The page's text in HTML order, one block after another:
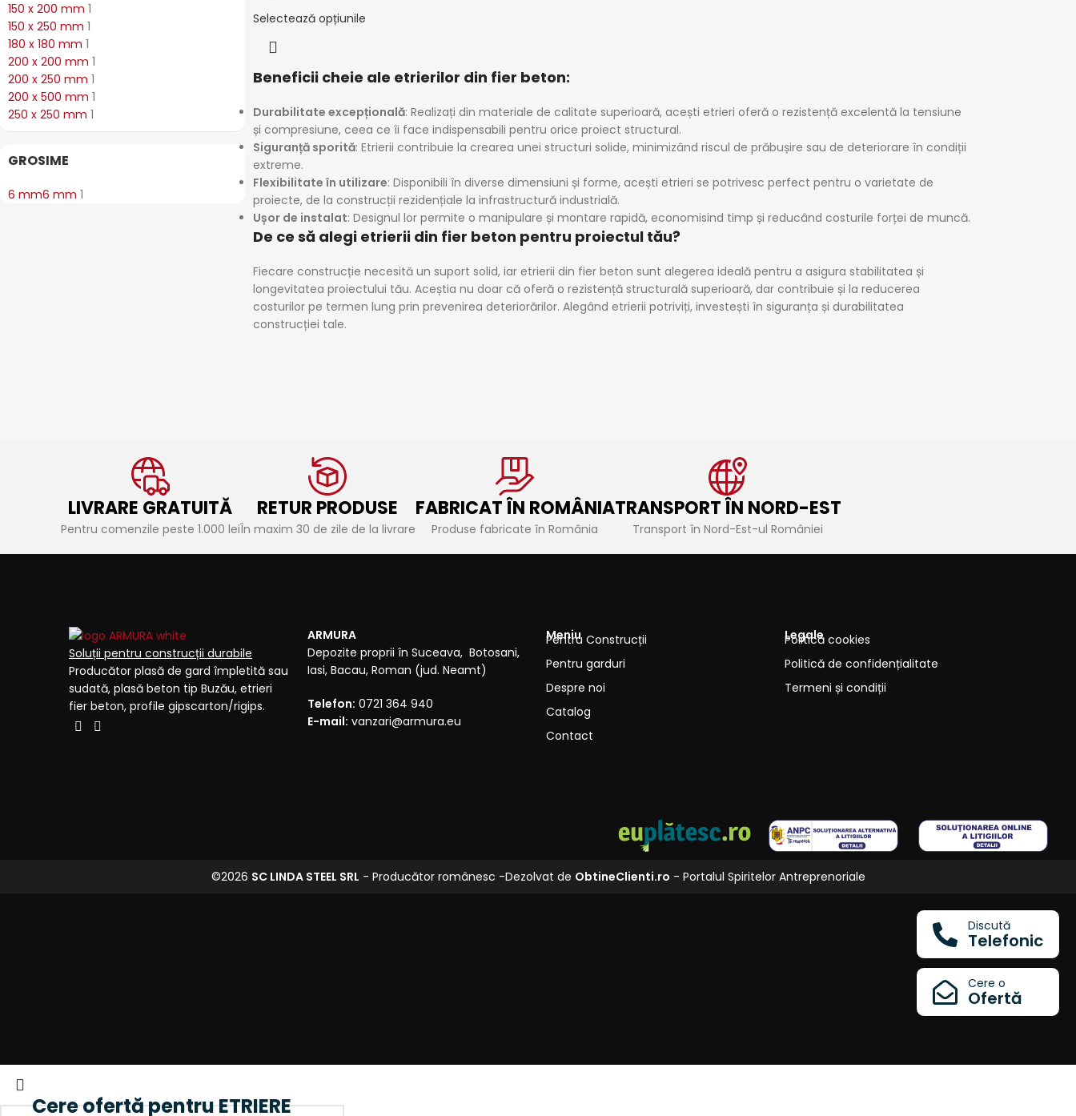
150 x 200 mm 1
150 x 250 mm 1
180 x 180 mm 1
200 x 200 mm 1
200 x 250 mm 1
200 x 500 mm 1
250 x 250 mm 1
GROSIME
6 mm6 mm 1
Selectează opțiunile
Beneficii cheie ale etrierilor din fier beton:
Durabilitate excepțională: Realizați din materiale de calitate superioară, acești etrieri oferă o rezistență excelentă la tensiune
și compresiune, ceea ce îi face indispensabili pentru orice proiect structural.
Siguranță sporită: Etrierii contribuie la crearea unei structuri solide, minimizând riscul de prăbușire sau de deteriorare în condiții
extreme.
Flexibilitate în utilizare: Disponibili în diverse dimensiuni și forme, acești etrieri se potrivesc perfect pentru o varietate de
proiecte, de la construcții rezidențiale la infrastructură industrială.
Ușor de instalat: Designul lor permite o manipulare și montare rapidă, economisind timp și reducând costurile forței de muncă.
De ce să alegi etrierii din fier beton pentru proiectul tău?
Fiecare construcție necesită un suport solid, iar etrierii din fier beton sunt alegerea ideală pentru a asigura stabilitatea și
longevitatea proiectului tău. Aceștia nu doar că oferă o rezistență structurală superioară, dar contribuie și la reducerea
costurilor pe termen lung prin prevenirea deteriorărilor. Alegând etrierii potriviți, investești în siguranța și durabilitatea
construcției tale.
LIVRARE GRATUITĂ
Pentru comenzile peste 1.000 lei
RETUR PRODUSE
În maxim 30 de zile de la livrare
FABRICAT ÎN ROMÂNIA
Produse fabricate în România
TRANSPORT ÎN NORD-EST
Transport în Nord-Est-ul României
Soluții pentru construcții durabile
Producător plasă de gard împletită sau
sudată, plasă beton tip Buzău, etrieri
fier beton, profile gipscarton/rigips.
ARMURA
Depozite proprii în Suceava, Botosani,
Iasi, Bacau, Roman (jud. Neamt)
Telefon: 0721 364 940
E-mail: vanzari@armura.eu
Meniu
Pentru Construcții
Pentru garduri
Despre noi
Catalog
Contact
Legale
Politică cookies
Politică de confidențialitate
Termeni și condiții
©2026 SC LINDA STEEL SRL - Producător românesc -Dezolvat de ObtineClienti.ro - Portalul Spiritelor Antreprenoriale
Discută
Telefonic
Cere o
Ofertă
Cere ofertă pentru ETRIERE